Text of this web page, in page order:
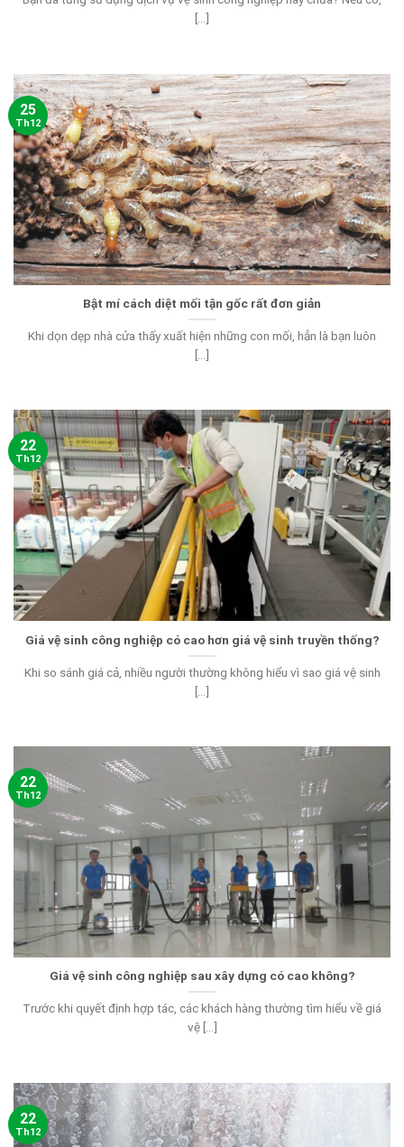
[...]
Bật mí cách diệt mối tận gốc rất đơn giản
Khi dọn dẹp nhà cửa thấy xuất hiện những con mối, hẳn là bạn luôn
[...]
25
Th12
Giá vệ sinh công nghiệp có cao hơn giá vệ sinh truyền thống?
Khi so sánh giá cả, nhiều người thường không hiểu vì sao giá vệ sinh
[...]
22
Th12
Giá vệ sinh công nghiệp sau xây dựng có cao không?
Trước khi quyết định hợp tác, các khách hàng thường tìm hiểu về giá
vệ [...]
22
Th12
22
Th12